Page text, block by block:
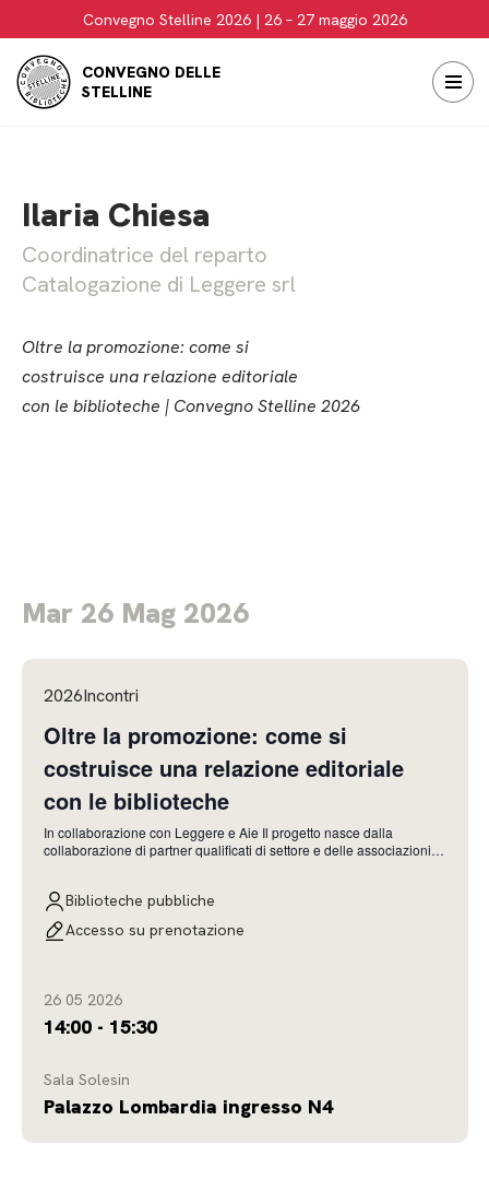
Vai
al
Convegno Stelline 2026 | 26 – 27 maggio 2026
CONVEGNO DELLE
STELLINE
Ilaria Chiesa
Coordinatrice del reparto
Catalogazione di Leggere srl
Oltre la promozione: come si
costruisce una relazione editoriale
con le biblioteche | Convegno Stelline 2026
Mar 26 Mag 2026
26 05 2026
14:00 - 15:30
Sala Solesin
Palazzo Lombardia ingresso N4
2026Incontri
Oltre la promozione: come si
costruisce una relazione editoriale
con le biblioteche
In collaborazione con Leggere e Aie Il progetto nasce dalla
collaborazione di partner qualificati di settore e delle associazioni
alle esigenze, ai linguaggi e ai processi de
Biblioteche pubbliche
Accesso su prenotazione